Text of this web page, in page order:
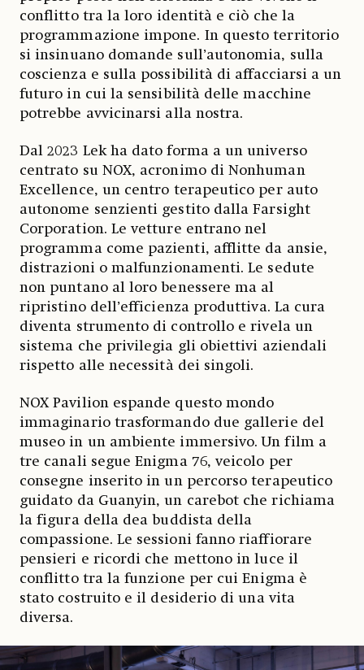
conflitto tra la loro identità e ciò che la
programmazione impone. In questo territorio
si insinuano domande sull’autonomia, sulla
coscienza e sulla possibilità di affacciarsi a un
futuro in cui la sensibilità delle macchine
potrebbe avvicinarsi alla nostra.
Dal 2023 Lek ha dato forma a un universo
centrato su NOX, acronimo di Nonhuman
Excellence, un centro terapeutico per auto
autonome senzienti gestito dalla Farsight
Corporation. Le vetture entrano nel
programma come pazienti, afflitte da ansie,
distrazioni o malfunzionamenti. Le sedute
non puntano al loro benessere ma al
ripristino dell’efficienza produttiva. La cura
diventa strumento di controllo e rivela un
sistema che privilegia gli obiettivi aziendali
rispetto alle necessità dei singoli.
NOX Pavilion espande questo mondo
immaginario trasformando due gallerie del
museo in un ambiente immersivo. Un film a
tre canali segue Enigma 76, veicolo per
consegne inserito in un percorso terapeutico
guidato da Guanyin, un carebot che richiama
la figura della dea buddista della
compassione. Le sessioni fanno riaffiorare
pensieri e ricordi che mettono in luce il
conflitto tra la funzione per cui Enigma è
stato costruito e il desiderio di una vita
diversa.